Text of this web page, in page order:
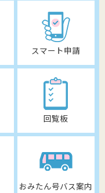
スマート申請
回覧板
おみたん号バス案内